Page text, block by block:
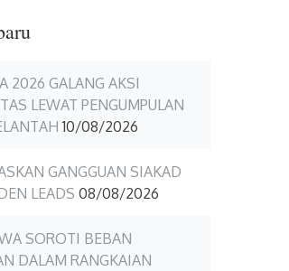
2026 GALANG AKSI
LEWAT PENGUMPULAN
10/08/2026
GANGGUAN SIAKAD
LEADS 08/08/2026
SOROTI BEBAN
DALAM RANGKAIAN